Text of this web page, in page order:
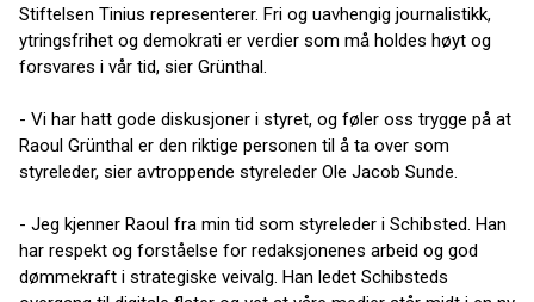
Stiftelsen Tinius representerer. Fri og uavhengig journalistikk,
ytringsfrihet og demokrati er verdier som må holdes høyt og
forsvares i vår tid, sier Grünthal.
- Vi har hatt gode diskusjoner i styret, og føler oss trygge på at
Raoul Grünthal er den riktige personen til å ta over som
styreleder, sier avtroppende styreleder Ole Jacob Sunde.
- Jeg kjenner Raoul fra min tid som styreleder i Schibsted. Han
har respekt og forståelse for redaksjonenes arbeid og god
dømmekraft i strategiske veivalg. Han ledet Schibsteds